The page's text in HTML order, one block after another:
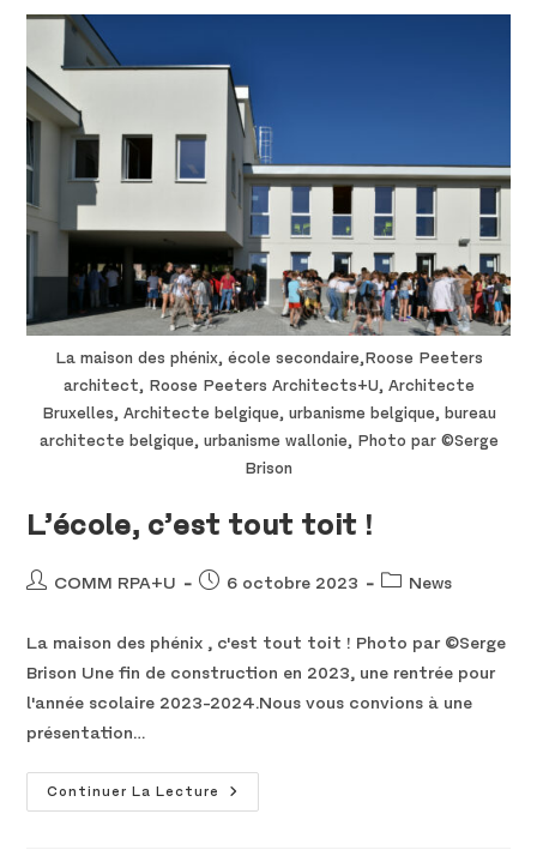
La maison des phénix, école secondaire,Roose Peeters
architect, Roose Peeters Architects+U, Architecte
Bruxelles, Architecte belgique, urbanisme belgique, bureau
architecte belgique, urbanisme wallonie, Photo par ©Serge
Brison
L’école, c’est tout toit !
COMM RPA+U 6 octobre 2023 News
La maison des phénix , c'est tout toit ! Photo par ©Serge
Brison Une fin de construction en 2023, une rentrée pour
l'année scolaire 2023-2024.Nous vous convions à une
présentation…
Continuer La Lecture